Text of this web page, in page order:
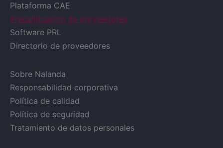
Plataforma CAE
Precalificación de proveedores
Software PRL
Directorio de proveedores
Sobre Nalanda
Responsabilidad corporativa
Política de calidad
Política de seguridad
Tratamiento de datos personales